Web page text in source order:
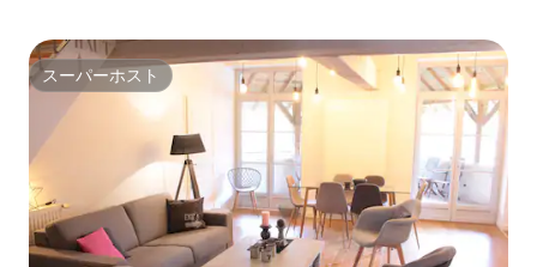
スーパーホスト
スーパーホスト